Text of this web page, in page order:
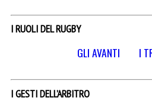
I RUOLI DEL RUGBY
GLI AVANTI I
I GESTI DELL’ARBITRO